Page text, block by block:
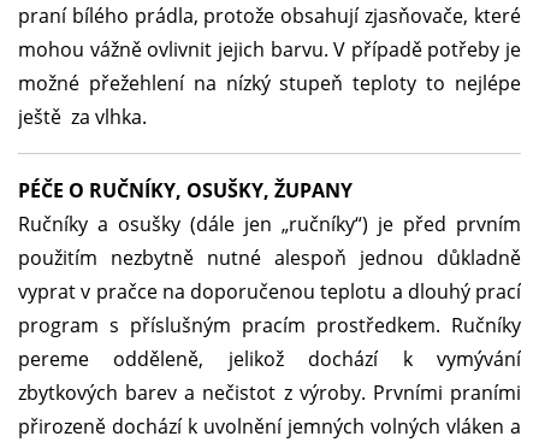
praní bílého prádla, protože obsahují zjasňovače, které
mohou vážně ovlivnit jejich barvu. V případě potřeby je
možné přežehlení na nízký stupeň teploty to nejlépe
ještě za vlhka.
PÉČE O RUČNÍKY, OSUŠKY, ŽUPANY
Ručníky a osušky (dále jen „ručníky“) je před prvním
použitím nezbytně nutné alespoň jednou důkladně
vyprat v pračce na doporučenou teplotu a dlouhý prací
program s příslušným pracím prostředkem. Ručníky
pereme odděleně, jelikož dochází k vymývání
zbytkových barev a nečistot z výroby. Prvními praními
přirozeně dochází k uvolnění jemných volných vláken a